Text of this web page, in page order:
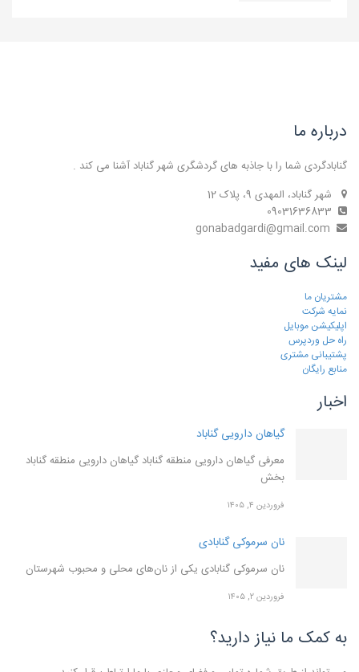
درباره ما
گنابادگردی شما را با جاذبه های گردشگری شهر گناباد آشنا می کند .
شهر گناباد، المهدی 9، پلاک 12
لینک های مفید
مشتریان ما
نمایه شرکت
اپلیکیشن موبایل
راه حل وردپرس
پشتیبانی مشتری
منابع رایگان
اخبار
گیاهان دارویی گناباد
معرفی گیاهان دارویی منطقه گناباد گیاهان دارویی منطقه گناباد
بخش
فروردین ۴, ۱۴۰۵
نان سرموکی گنابادی
نان سرموکی گنابادی یکی از نان‌های محلی و محبوب شهرستان
فروردین ۲, ۱۴۰۵
به کمک ما نیاز دارید؟